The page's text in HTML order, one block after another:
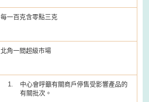
每一百克含零點三克
北角一間超級市場
中心會呼籲有關商戶停售受影響產品的
有關批次。